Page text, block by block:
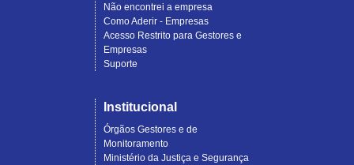
Não encontrei a empresa
Como Aderir - Empresas
Acesso Restrito para Gestores e
Empresas
Suporte
Institucional
Órgãos Gestores e de
Monitoramento
Ministério da Justiça e Segurança